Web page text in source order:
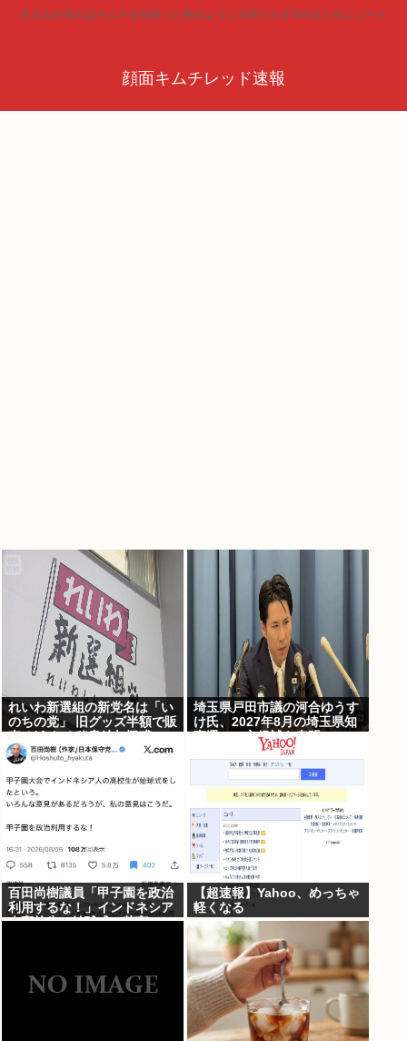
見る人が見ればキムチを頬張った時のように火照りだす5chまとめニュース
顔面キムチレッド速報
れいわ新選組の新党名は「い
のちの党」 旧グッズ半額で販
埼玉県戸田市議の河合ゆうす
け氏、2027年8月の埼玉県知
事選への立候補を表明
百田尚樹議員「甲子園を政治
利用するな！」インドネシア
人高校生の始球式に苦言
【超速報】Yahoo、めっちゃ
軽くなる